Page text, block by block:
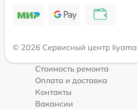
© 2026 Сервисный центр Iiyama
Стоимость ремонта
Оплата и доставка
Контакты
Вакансии